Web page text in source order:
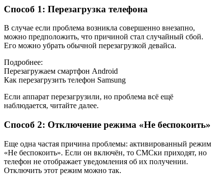
Способ 1: Перезагрузка телефона
В случае если проблема возникла совершенно внезапно,
можно предположить, что причиной стал случайный сбой.
Его можно убрать обычной перезагрузкой девайса.
Подробнее:
Перезагружаем смартфон Android
Как перезагрузить телефон Samsung
Если аппарат перезагрузили, но проблема всё ещё
наблюдается, читайте далее.
Способ 2: Отключение режима «Не беспокоить»
Еще одна частая причина проблемы: активированный режим
«Не беспокоить». Если он включён, то СМСки приходят, но
телефон не отображает уведомления об их получении.
Отключить этот режим можно так.